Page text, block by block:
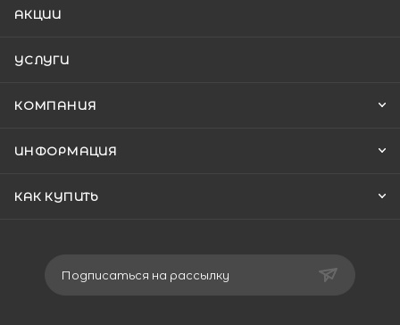
АКЦИИ
УСЛУГИ
КОМПАНИЯ
ИНФОРМАЦИЯ
КАК КУПИТЬ
Подписаться на рассылку